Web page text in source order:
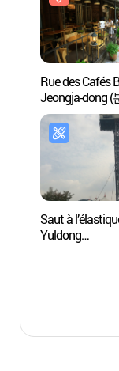
Rue des Cafés
Jeongja-dong (
정자동 카페거
Saut à
Yuldong